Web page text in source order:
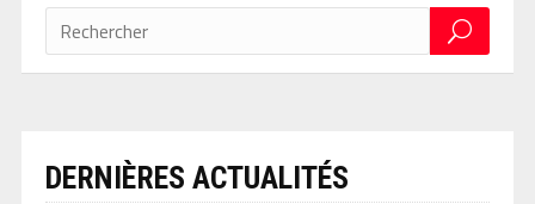
DERNIÈRES ACTUALITÉS